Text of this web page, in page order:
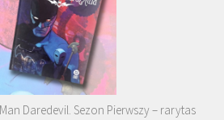
Daredevil. Sezon Pierwszy – rarytas